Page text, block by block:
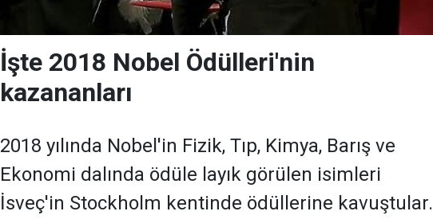
İşte 2018 Nobel Ödülleri'nin
kazananları
2018 yılında Nobel'in Fizik, Tıp, Kimya, Barış ve
Ekonomi dalında ödüle layık görülen isimleri
İsveç'in Stockholm kentinde ödüllerine kavuştular.